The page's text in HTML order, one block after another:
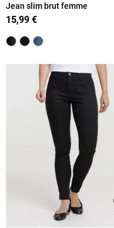
Jean slim brut femme
15,99 €